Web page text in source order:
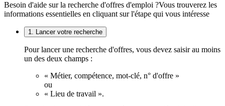
Besoin d'aide sur la recherche d'offres d'emploi ?Vous trouverez les
informations essentielles en cliquant sur l'étape qui vous intéresse
1. Lancer votre recherche
Pour lancer une recherche d'offres, vous devez saisir au moins
un des deux champs :
« Métier, compétence, mot-clé, n° d'offre »
ou
« Lieu de travail ».